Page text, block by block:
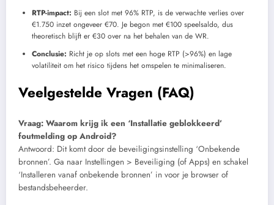
RTP-impact: Bij een slot met 96% RTP, is de verwachte verlies over
€1.750 inzet ongeveer €70. Je begon met €100 speelsaldo, dus
theoretisch blijft er €30 over na het behalen van de WR.
Conclusie: Richt je op slots met een hoge RTP (>96%) en lage
volatiliteit om het risico tijdens het omspelen te minimaliseren.
Veelgestelde Vragen (FAQ)
Vraag: Waarom krijg ik een ‘Installatie geblokkeerd’
foutmelding op Android?
Antwoord: Dit komt door de beveiligingsinstelling ‘Onbekende
bronnen’. Ga naar Instellingen > Beveiliging (of Apps) en schakel
‘Installeren vanaf onbekende bronnen’ in voor je browser of
bestandsbeheerder.